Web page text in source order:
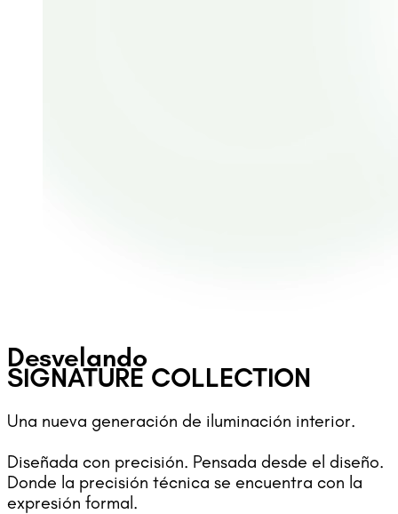
Desvelando
SIGNATURE COLLECTION
Una nueva generación de iluminación interior.
Diseñada con precisión. Pensada desde el diseño.
Donde la precisión técnica se encuentra con la
expresión formal.